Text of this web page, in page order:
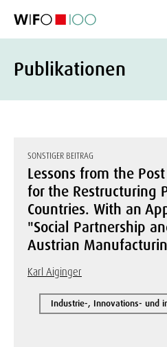
Publikationen
SONSTIGER BEITRAG
Lessons from the
for the Restructuring
Countries. With an
"Social Partnership
Austrian
Karl Aiginger
Industrie-, Innovations- und